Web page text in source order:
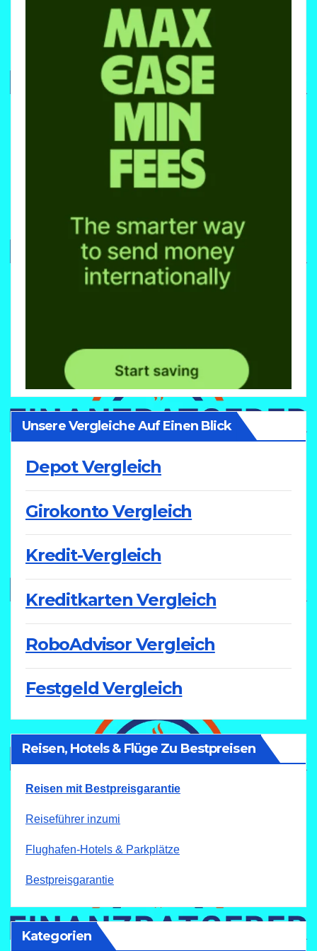
Unsere Vergleiche Auf Einen Blick
Depot Vergleich
Girokonto Vergleich
Kredit-Vergleich
Kreditkarten Vergleich
RoboAdvisor Vergleich
Festgeld Vergleich
Reisen, Hotels & Flüge Zu Bestpreisen
Reisen mit Bestpreisgarantie
Reiseführer inzumi
Flughafen-Hotels & Parkplätze
Bestpreisgarantie
Kategorien